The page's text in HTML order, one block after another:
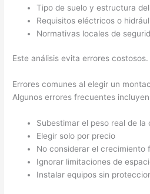
Tipo de suelo y estructura
Requisitos eléctricos o
Normativas locales de
Este análisis evita errores costosos.
Errores comunes al elegir un
Algunos errores frecuentes
Subestimar el peso real de la
Elegir solo por precio
No considerar el crecimiento
Ignorar limitaciones de
Instalar equipos sin